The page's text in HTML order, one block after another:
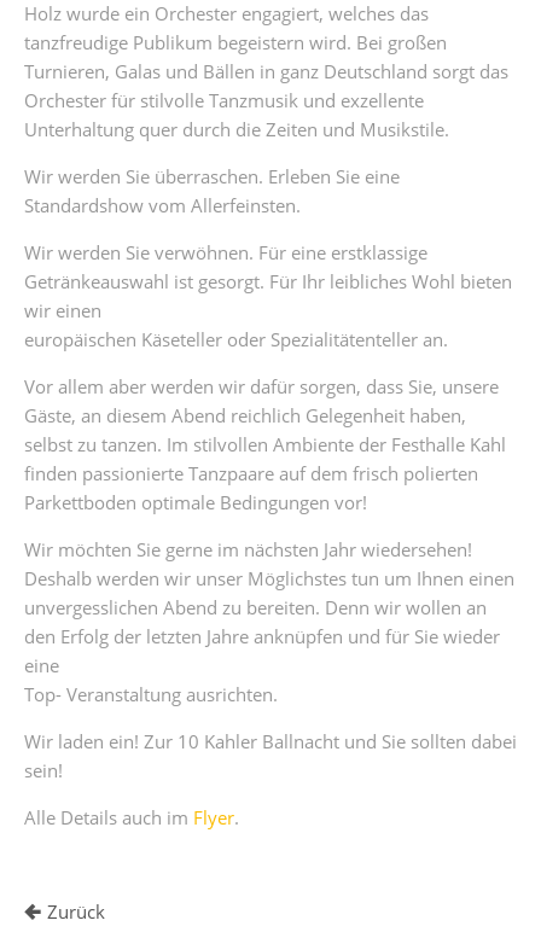
Holz wurde ein Orchester engagiert, welches das
tanzfreudige Publikum begeistern wird. Bei großen
Turnieren, Galas und Bällen in ganz Deutschland sorgt das
Orchester für stilvolle Tanzmusik und exzellente
Unterhaltung quer durch die Zeiten und Musikstile.
Wir werden Sie überraschen. Erleben Sie eine
Standardshow vom Allerfeinsten.
Wir werden Sie verwöhnen. Für eine erstklassige
Getränkeauswahl ist gesorgt. Für Ihr leibliches Wohl bieten
wir einen
europäischen Käseteller oder Spezialitätenteller an.
Vor allem aber werden wir dafür sorgen, dass Sie, unsere
Gäste, an diesem Abend reichlich Gelegenheit haben,
selbst zu tanzen. Im stilvollen Ambiente der Festhalle Kahl
finden passionierte Tanzpaare auf dem frisch polierten
Parkettboden optimale Bedingungen vor!
Wir möchten Sie gerne im nächsten Jahr wiedersehen! 
Deshalb werden wir unser Möglichstes tun um Ihnen einen
unvergesslichen Abend zu bereiten. Denn wir wollen an
den Erfolg der letzten Jahre anknüpfen und für Sie wieder
eine
Top- Veranstaltung ausrichten.
Wir laden ein! Zur 10 Kahler Ballnacht und Sie sollten dabei
sein!
Alle Details auch im Flyer.
Zurück